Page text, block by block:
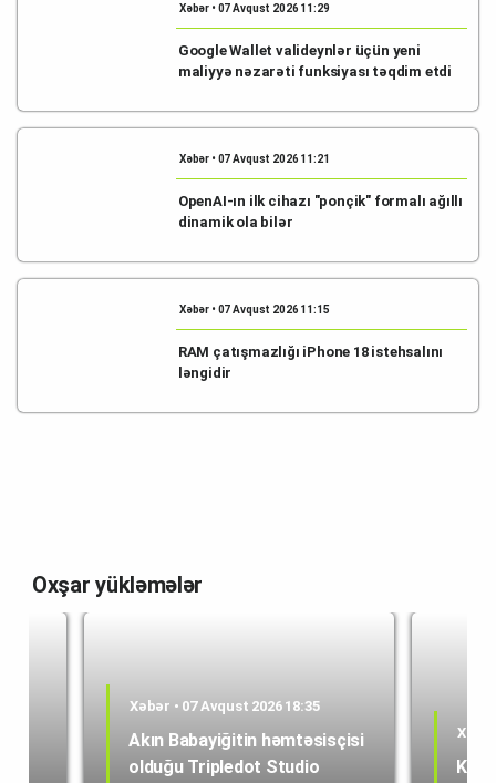
Xəbər • 07 Avqust 2026 11:29
Google Wallet valideynlər üçün yeni
maliyyə nəzarəti funksiyası təqdim etdi
Xəbər • 07 Avqust 2026 11:21
OpenAI-ın ilk cihazı "ponçik" formalı ağıllı
dinamik ola bilər
Xəbər • 07 Avqust 2026 11:15
RAM çatışmazlığı iPhone 18 istehsalını
ləngidir
Oxşar yükləmələr
Xəbər • 07 Avqust 2026 18:35
Akın Babayiğitin həmtəsisçisi
olduğu Tripledot Studio